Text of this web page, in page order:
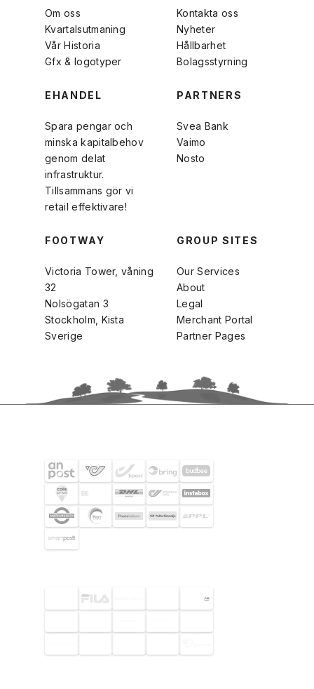
Om oss
Kvartalsutmaning
Vår Historia
Gfx & logotyper
Kontakta oss
Nyheter
Hållbarhet
Bolagsstyrning
EHANDEL
Spara pengar och
minska kapitalbehov
genom delat
infrastruktur.
Tillsammans gör vi
retail effektivare!
PARTNERS
Svea Bank
Vaimo
Nosto
FOOTWAY
Victoria Tower, våning
32
Nolsögatan 3
Stockholm, Kista
Sverige
GROUP SITES
Our Services
About
Legal
Merchant Portal
Partner Pages